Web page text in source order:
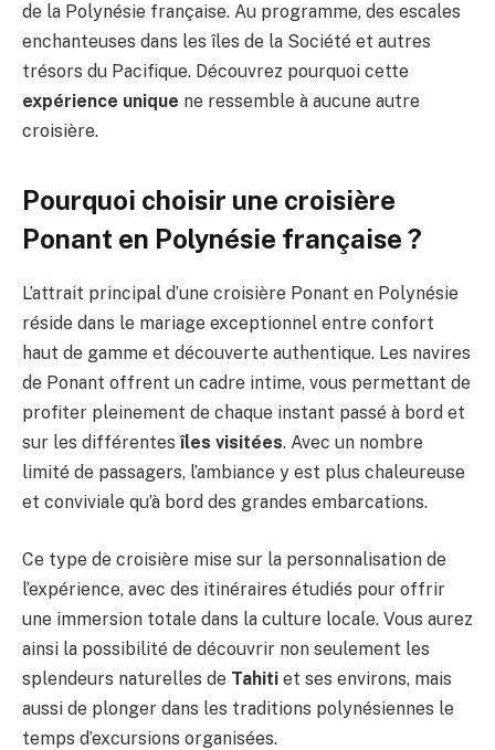
de la Polynésie française. Au programme, des escales
enchanteuses dans les îles de la Société et autres
trésors du Pacifique. Découvrez pourquoi cette
expérience unique ne ressemble à aucune autre
croisière.
Pourquoi choisir une croisière
Ponant en Polynésie française ?
L’attrait principal d’une croisière Ponant en Polynésie
réside dans le mariage exceptionnel entre confort
haut de gamme et découverte authentique. Les navires
de Ponant offrent un cadre intime, vous permettant de
profiter pleinement de chaque instant passé à bord et
sur les différentesîles visitées. Avec un nombre
limité de passagers, l’ambiance y est plus chaleureuse
et conviviale qu’à bord des grandes embarcations.
Ce type de croisière mise sur la personnalisation de
l’expérience, avec des itinéraires étudiés pour offrir
une immersion totale dans la culture locale. Vous aurez
ainsi la possibilité de découvrir non seulement les
splendeurs naturelles de Tahiti et ses environs, mais
aussi de plonger dans les traditions polynésiennes le
temps d’excursions organisées.